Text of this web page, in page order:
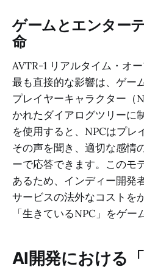
ゲームとエンター
命
AVTR-1 リアルタイム・オ
最も直接的な影響は、ゲー
プレイヤーキャラクター（
かれたダイアログツリーに
を使用すると、NPCはプレ
その声を聞き、適切な感情
ーで応答できます。このモ
あるため、インディー開発
サービスの法外なコストを
「生きているNPC」をゲー
AI開発における